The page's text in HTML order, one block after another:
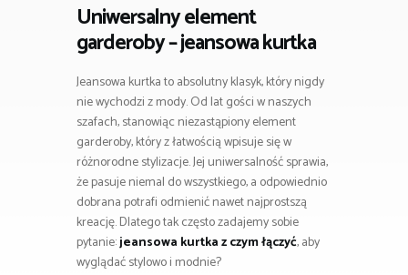
Uniwersalny element
garderoby – jeansowa kurtka
Jeansowa kurtka to absolutny klasyk, który nigdy
nie wychodzi z mody. Od lat gości w naszych
szafach, stanowiąc niezastąpiony element
garderoby, który z łatwością wpisuje się w
różnorodne stylizacje. Jej uniwersalność sprawia,
że pasuje niemal do wszystkiego, a odpowiednio
dobrana potrafi odmienić nawet najprostszą
kreację. Dlatego tak często zadajemy sobie
pytanie:jeansowa kurtka z czym łączyć, aby
wyglądać stylowo i modnie?